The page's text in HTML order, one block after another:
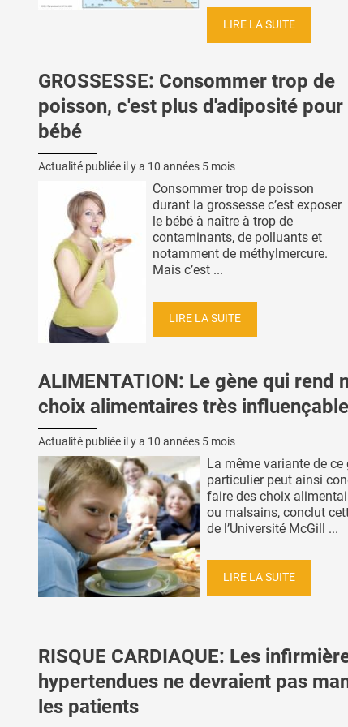
LIRE LA SUITE
GROSSESSE: Consommer trop de
poisson, c'est plus d'adiposité pour
bébé
Actualité publiée il y a 10 années 5 mois
Consommer trop de poisson
durant la grossesse c’est exposer
le bébé à naître à trop de
contaminants, de polluants et
notamment de méthylmercure.
Mais c’est ...
LIRE LA SUITE
ALIMENTATION: Le gène qui rend
choix alimentaires très
Actualité publiée il y a 10 années 5 mois
La même variante de ce
particulier peut ainsi
faire des choix
ou malsains, conclut
de l’Université McGill ...
LIRE LA SUITE
RISQUE CARDIAQUE: Les
hypertendues ne devraient pas
les patients